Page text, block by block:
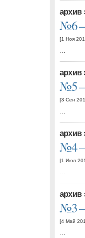
архив
№6
[1 Ноя
…
архив
№5
[3 Сен
…
архив
№4
[1 Июл
…
архив
№3
[4 Май
…